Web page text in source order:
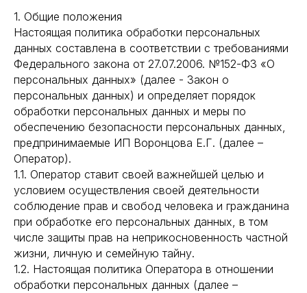
1. Общие положения
Настоящая политика обработки персональных
данных составлена в соответствии с требованиями
Федерального закона от 27.07.2006. №152-ФЗ «О
персональных данных» (далее - Закон о
персональных данных) и определяет порядок
обработки персональных данных и меры по
обеспечению безопасности персональных данных,
предпринимаемые ИП Воронцова Е.Г. (далее –
Оператор).
1.1. Оператор ставит своей важнейшей целью и
условием осуществления своей деятельности
соблюдение прав и свобод человека и гражданина
при обработке его персональных данных, в том
числе защиты прав на неприкосновенность частной
жизни, личную и семейную тайну.
1.2. Настоящая политика Оператора в отношении
обработки персональных данных (далее –